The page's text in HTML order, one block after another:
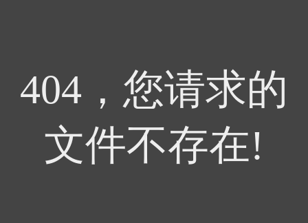
404，您请求的
文件不存在!